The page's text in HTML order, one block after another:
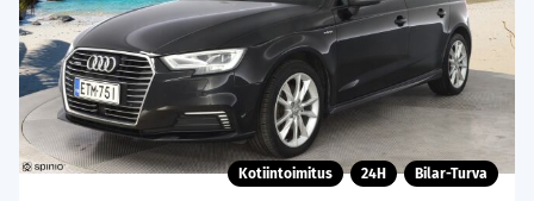
Kotiintoimitus 24H Bilar-Turva